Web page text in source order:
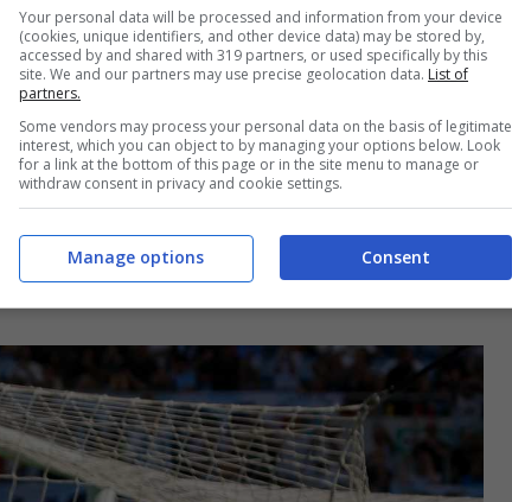
presente nella trasferta di Bergamo.
a tornare: quando potrà
e peso specifico, èNicolò Rovella, fuori per
sta cercando di anticipare i tempi di
fino alla metà di novembre.
Your personal data will be processed and information from your device
(cookies, unique identifiers, and other device data) may be stored by,
accessed by and shared with 319 partners, or used specifically by this
site. We and our partners may use precise geolocation data. List of
partners.
Some vendors may process your personal data on the basis of legitimate
interest, which you can object to by managing your options below. Look
for a link at the bottom of this page or in the site menu to manage or
withdraw consent in privacy and cookie settings.
Consent
Manage options